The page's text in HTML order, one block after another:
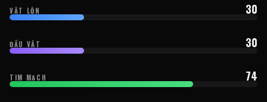
VẬT LỘN 30
ĐẤU VẬT 30
TIM MẠCH 74